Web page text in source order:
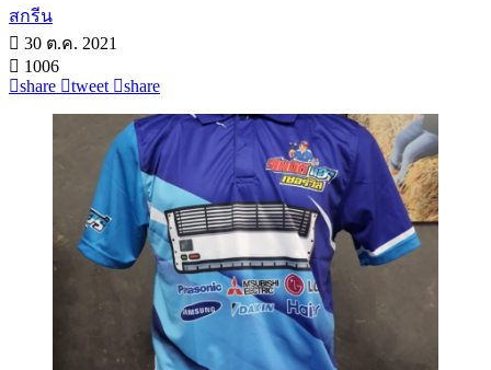
สกรีน
30 ต.ค. 2021
1006
share
tweet share